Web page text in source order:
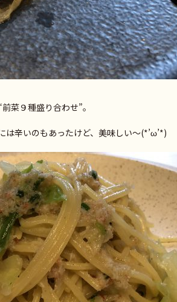
菜９種盛り合わせ”。
は辛いのもあったけど、美味しい～(*’ω’*)